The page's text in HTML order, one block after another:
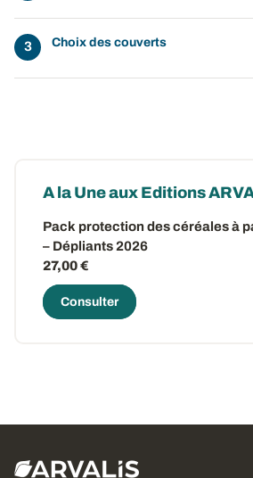
Choix des couverts
A la Une aux Editions
Pack protection des céréales à
– Dépliants 2026
27,00 €
Consulter